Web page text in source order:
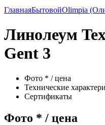
ГлавнаяБытовойOlimpia
Линолеум
Gent 3
Фото * / цена
Технические
Сертификаты
Фото * / цена